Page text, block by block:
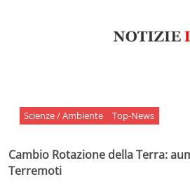
Scienze / Ambiente Top-News
Cambio Rotazione della Terra:
Terremoti